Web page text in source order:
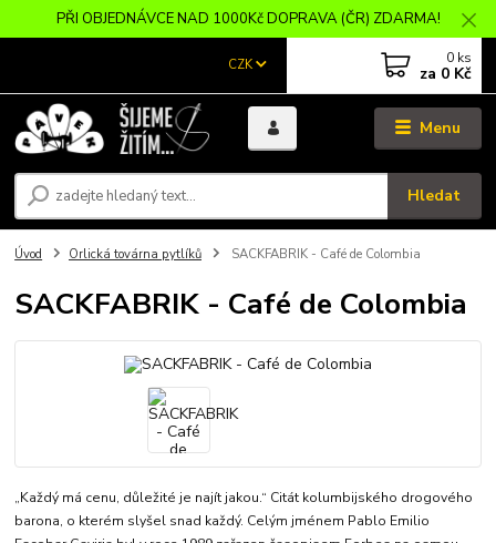
PŘI OBJEDNÁVCE NAD 1000Kč DOPRAVA (ČR) ZDARMA!
Menu
CZK
Hledat
0 ks
za 0 Kč
Úvod Orlická továrna pytlíků SACKFABRIK - Café de Colombia
SACKFABRIK - Café de Colombia
„Každý má cenu, důležité je najít jakou.“ Citát kolumbijského drogového
barona, o kterém slyšel snad každý. Celým jménem Pablo Emilio